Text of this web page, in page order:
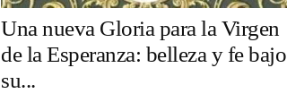
Una nueva Gloria para la Virgen
de la Esperanza: belleza y fe bajo
su...